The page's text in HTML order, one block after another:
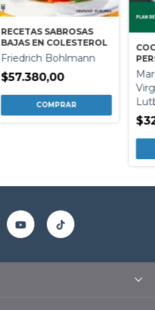
RECETAS SABROSAS
BAJAS EN COLESTEROL
Friedrich Bohlmann
$57.380,00